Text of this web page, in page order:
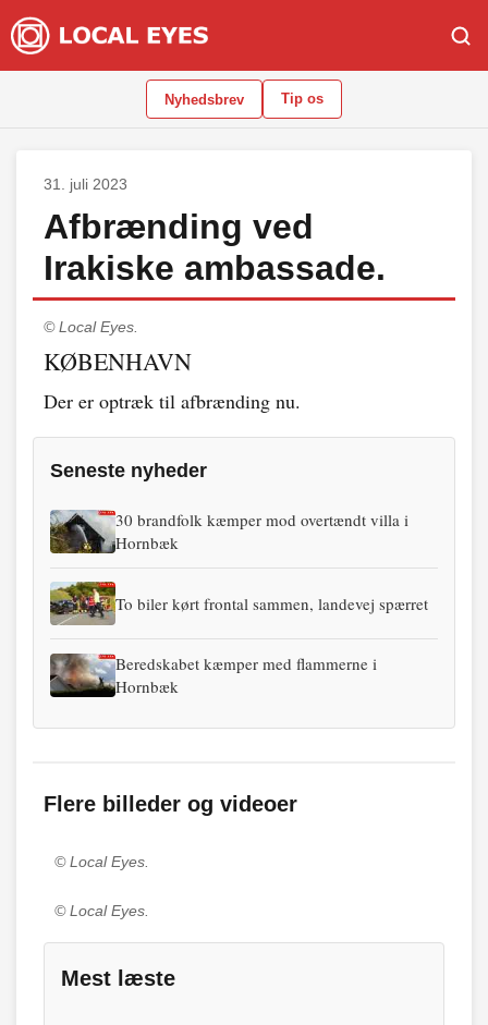
Nyhedsbrev Tip os
31. juli 2023
Afbrænding ved
Irakiske ambassade.
© Local Eyes.
KØBENHAVN
Der er optræk til afbrænding nu.
Seneste nyheder
30 brandfolk kæmper mod overtændt villa i
Hornbæk
To biler kørt frontal sammen, landevej spærret
Beredskabet kæmper med flammerne i
Hornbæk
Flere billeder og videoer
© Local Eyes.
© Local Eyes.
Mest læste